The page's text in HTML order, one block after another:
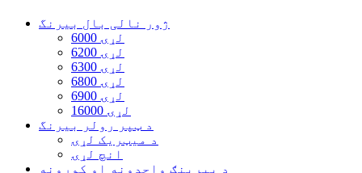
ژور نالی بال بیرنگ
6000 لړۍ
6200 لړۍ
6300 لړۍ
6800 لړۍ
6900 لړۍ
16000 لړۍ
د ټپر رولر بیرنگ
د میټریک لړۍ
انچ لړۍ
د بیرینګ واحدونه او کورونه